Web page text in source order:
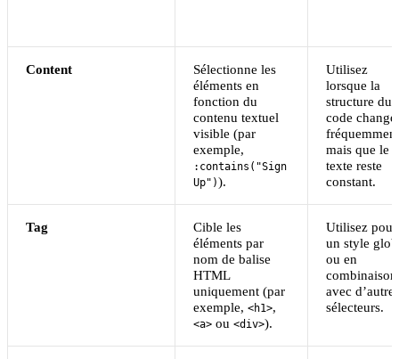
Content
Sélectionne les
éléments en
fonction du
contenu textuel
visible (par
exemple,
:contains("Sign
Up")).
Utilisez
lorsque la
structure du
code change
mais que le
texte reste
constant.
Tag
Cible les
éléments par
nom de balise
HTML
uniquement (par
exemple, <h1>,
<a> ou <div>).
Utilisez pour
un style
ou en
combinaison
avec d’autres
sélecteurs.